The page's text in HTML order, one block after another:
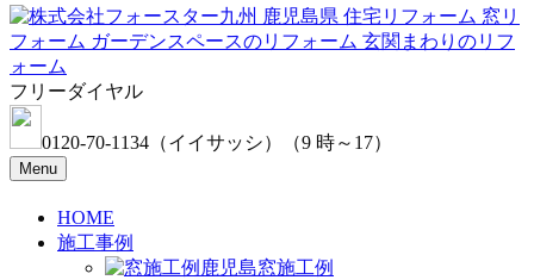
フリーダイヤル
0120-70-1134 （イイサッシ） （9 時～17）
Menu
HOME
施工事例
窓施工例